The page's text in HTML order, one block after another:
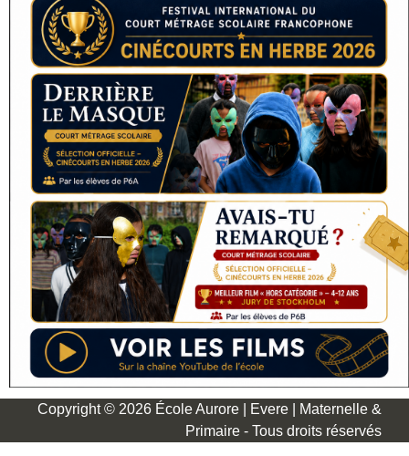
Copyright © 2026 École Aurore | Evere | Maternelle &
Primaire - Tous droits réservés